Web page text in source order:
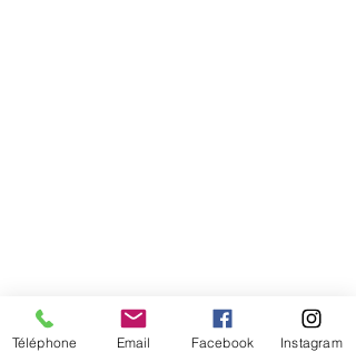
Téléphone Email Facebook Instagram